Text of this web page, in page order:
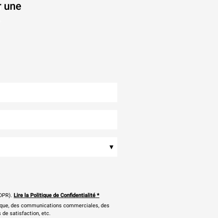
une
▾
Lire la Politique de Confidentialité *
des communications commerciales, des
de satisfaction, etc.